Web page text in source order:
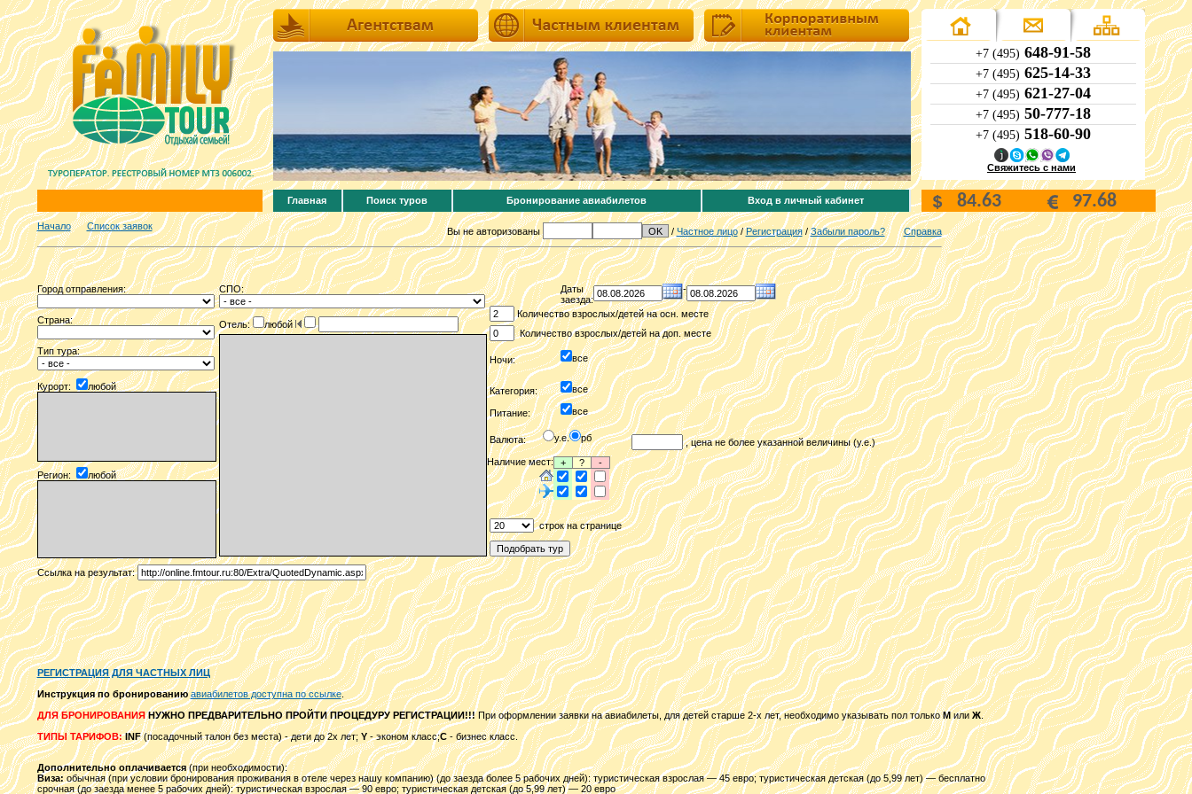
+7 (495) 648-91-58
+7 (495) 625-14-33
+7 (495) 621-27-04
+7 (495) 50-777-18
+7 (495) 518-60-90
Свяжитесь с нами
Главная Поиск туров Бронирование авиабилетов Вход в личный кабинет
Начало Список заявок Вы не авторизованы / Частное лицо/Регистрация/Забыли пароль? Справка
Город отправления:
Страна:
Тип тура:
Курорт: любой
Регион: любой
СПО:
Отель: любой
Даты
заезда:
-
Количество взрослых/детей на осн. месте
Количество взрослых/детей на доп. месте
Ночи: все
Категория: все
Питание: все
, цена не более указанной величины (у.е.)
Валюта: у.е. рб
Наличие мест: + ? -
строк на странице
Ссылка на результат:
РЕГИСТРАЦИЯ ДЛЯ ЧАСТНЫХ ЛИЦ
Инструкция по бронированию авиабилетов доступна по ссылке.
ДЛЯ БРОНИРОВАНИЯНУЖНО ПРЕДВАРИТЕЛЬНО ПРОЙТИ ПРОЦЕДУРУ РЕГИСТРАЦИИ!!!При оформлении заявки на авиабилеты, для детей старше 2-х лет, необходимо указывать пол толькоМили Ж.
ТИПЫ ТАРИФОВ: INF(посадочный талон без места) - дети до 2х лет; Y- эконом класс;C- бизнес класс.
Дополнительно оплачивается(при необходимости):
Виза:обычная (при условии бронирования проживания в отеле через нашу компанию) (до заезда более 5 рабочих дней): туристическая взрослая — 45 евро; туристическая детская (до 5,99 лет) — бесплатно
срочная (до заезда менее 5 рабочих дней): туристическая взрослая — 90 евро; туристическая детская (до 5,99 лет) — 20 евро